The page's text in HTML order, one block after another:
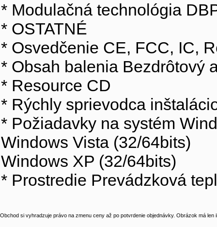
* Modulačná technológia
* OSTATNÉ
* Osvedčenie CE, FCC, IC,
* Obsah balenia Bezdrôtový
* Resource CD
* Rýchly sprievodca
* Požiadavky na systém
Windows Vista (32/64bits)
Windows XP (32/64bits)
* Prostredie Prevádzková
Obchod si vyhradzuje právo na zmenu ceny až po potvrdenie objednávky. Obrázok má len